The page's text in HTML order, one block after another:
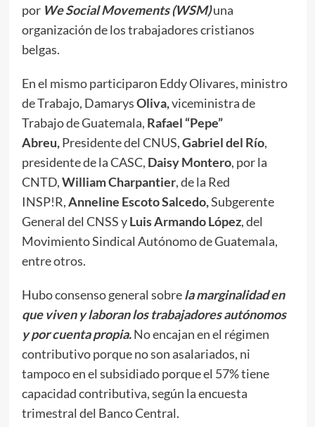
por We Social Movements (WSM)una
organización de los trabajadores cristianos
belgas.
En el mismo participaron Eddy Olivares, ministro
de Trabajo, DamarysOliva,viceministra de
Trabajo de Guatemala, Rafael “Pepe”
Abreu,Presidente del CNUS,Gabriel del Río,
presidente de la CASC, Daisy Montero, por la
CNTD,William Charpantier, de la Red
INSP!R,Anneline Escoto Salcedo,Subgerente
General del CNSS yLuis Armando López, del
Movimiento Sindical Autónomo de Guatemala,
entre otros.
Hubo consenso general sobrela marginalidad en
que viven y laboran los trabajadores autónomos
y por cuenta propia.No encajan en el régimen
contributivo porque no son asalariados, ni
tampoco en el subsidiado porque el 57% tiene
capacidad contributiva, según la encuesta
trimestral del Banco Central.